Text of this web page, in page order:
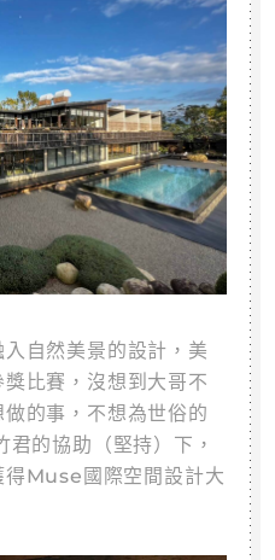
自然美景的設計，美
比賽，沒想到大哥不
的事，不想為世俗的
的協助（堅持）下，
得Muse國際空間設計大